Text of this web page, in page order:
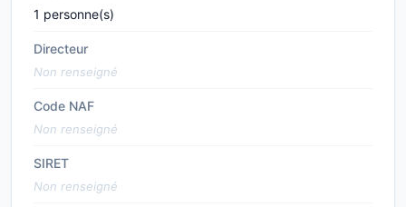
1 personne(s)
Directeur
Non renseigné
Code NAF
Non renseigné
SIRET
Non renseigné